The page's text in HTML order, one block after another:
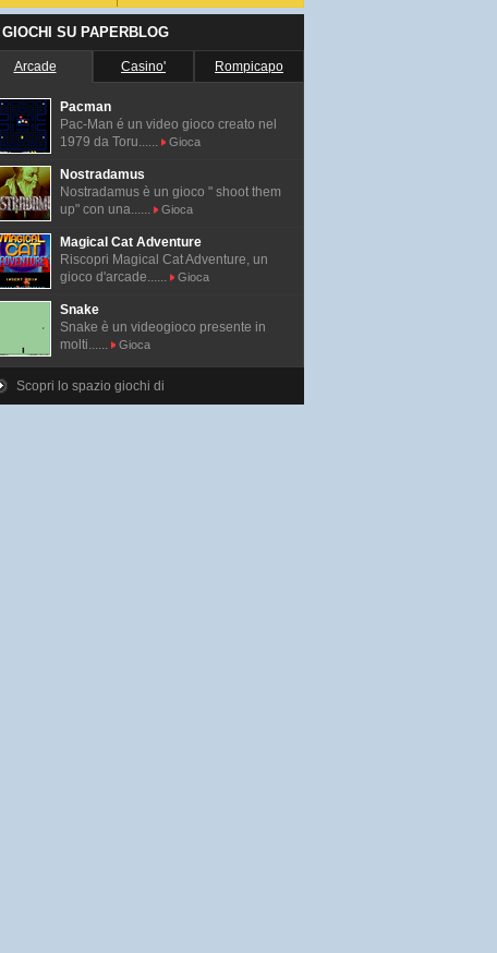
I GIOCHI SU PAPERBLOG
Arcade Casino' Rompicapo
Pacman
Pac-Man é un video gioco creato nel
1979 da Toru......
Gioca
Nostradamus
Nostradamus è un gioco " shoot them
up" con una......
Gioca
Magical Cat Adventure
Riscopri Magical Cat Adventure, un
gioco d'arcade......
Gioca
Snake
Snake è un videogioco presente in
molti......
Gioca
Scopri lo spazio giochi di